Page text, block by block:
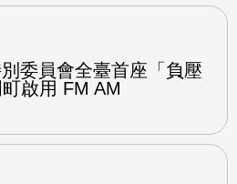
委員會全臺首座「負壓
啟用 FM AM